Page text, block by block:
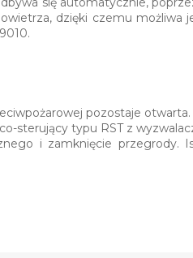
dzięki czemu
pozostaje
sterujący typu RST z
i zamknięcie przegrody.